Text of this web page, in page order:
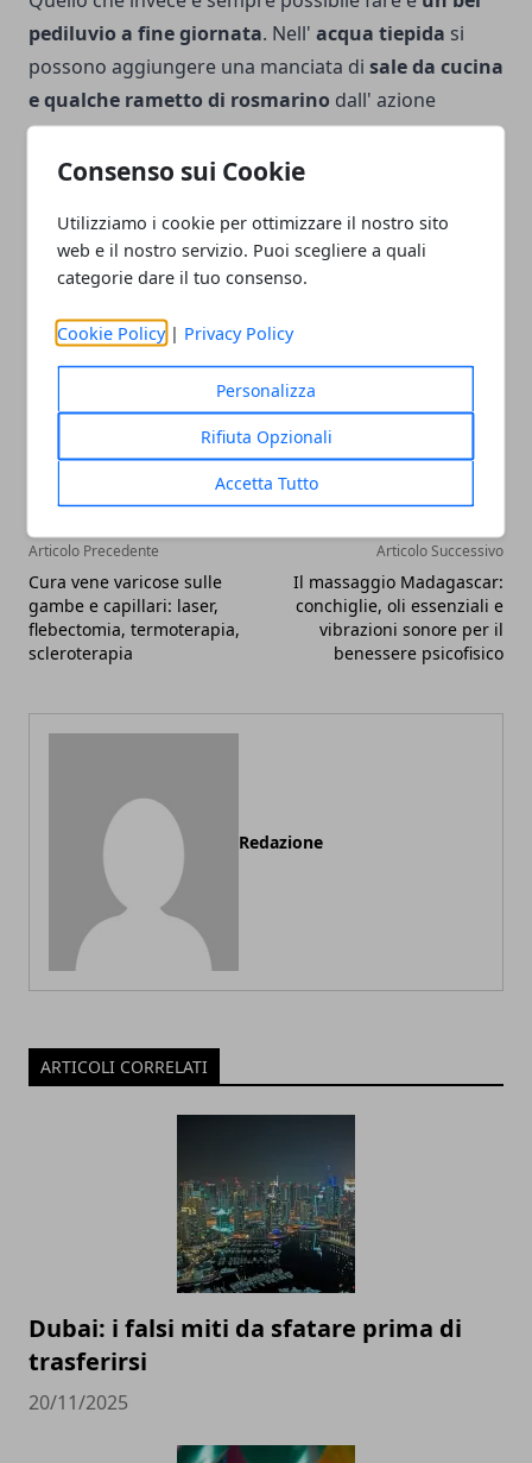
Consenso sui Cookie
Utilizziamo i cookie per ottimizzare il nostro sito
web e il nostro servizio. Puoi scegliere a quali
categorie dare il tuo consenso.
Cookie Policy | Privacy Policy
Personalizza
Rifiuta Opzionali
Accetta Tutto
pediluvio a fine giornata. Nell' acqua tiepida si
possono aggiungere una manciata di sale da cucina
e qualche rametto di rosmarino dall' azione
tonificante. Dopo il pediluvio e dopo aver frizionato
il piede con l' asciugamano, si può
olio d' oliva, da far penetrare con un leggero
massaggio al piede.
Facebook
TwitterWhatsapp
Articolo Precedente
Cura vene varicose sulle
gambe e capillari: laser,
flebectomia, termoterapia,
scleroterapia
Articolo Successivo
Il massaggio Madagascar:
conchiglie, oli essenziali e
vibrazioni sonore per il
benessere psicofisico
Redazione
ARTICOLI CORRELATI
Dubai: i falsi miti da sfatare prima di
trasferirsi
20/11/2025